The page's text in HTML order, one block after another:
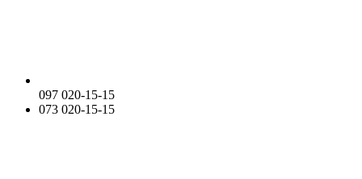
097 020-15-15
073 020-15-15